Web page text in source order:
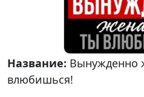
Название: Вынужденно
влюбишься!